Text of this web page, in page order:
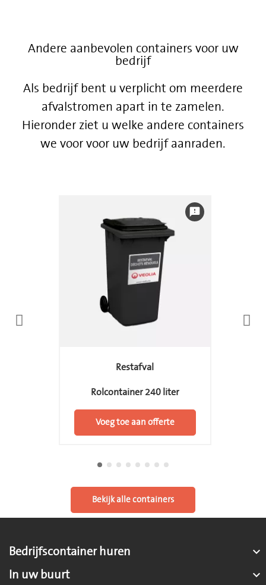
Andere aanbevolen containers voor uw
bedrijf
Als bedrijf bent u verplicht om meerdere
afvalstromen apart in te zamelen.
Hieronder ziet u welke andere containers
we voor voor uw bedrijf aanraden.
feedback
Restafval
Rolcontainer 240 liter
Voeg toe aan offerte
Bekijk alle containers
Bedrijfscontainer huren 
In uw buurt 